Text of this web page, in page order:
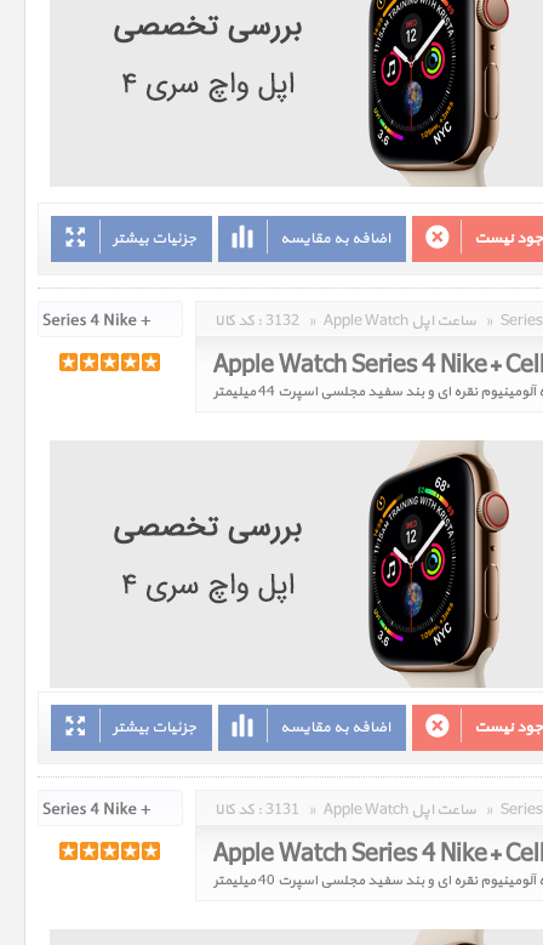
جزئیات بیشتر اضافه به مقایسه نیست
کد کالا : 3132 » Apple Watch ساعت اپل »
جزئیات بیشتر اضافه به مقایسه نیست
کد کالا : 3131 » Apple Watch ساعت اپل »